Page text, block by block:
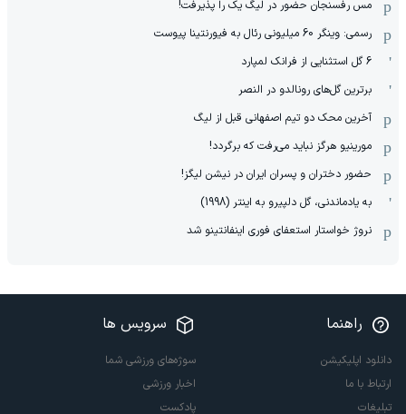
مس رفسنجان حضور در لیگ یک را پذیرفت!
رسمی: وینگر 60 میلیونی رئال به فیورنتینا پیوست
6 گل استثنایی از فرانک لمپارد
برترین گل‌های رونالدو در النصر
آخرین محک دو تیم اصفهانی قبل از لیگ
مورینیو هرگز نباید می‌رفت که برگردد!
حضور دختران و پسران ایران در نیشن لیگز!
به یادماندنی، گل دلپیرو به اینتر (1998)
نروژ خواستار استعفای فوری اینفانتینو شد
راهنما
دانلود اپلیکیشن
ارتباط با ما
تبلیغات
سرویس ها
سوژه‌های ورزشی شما
اخبار ورزشی
پادکست